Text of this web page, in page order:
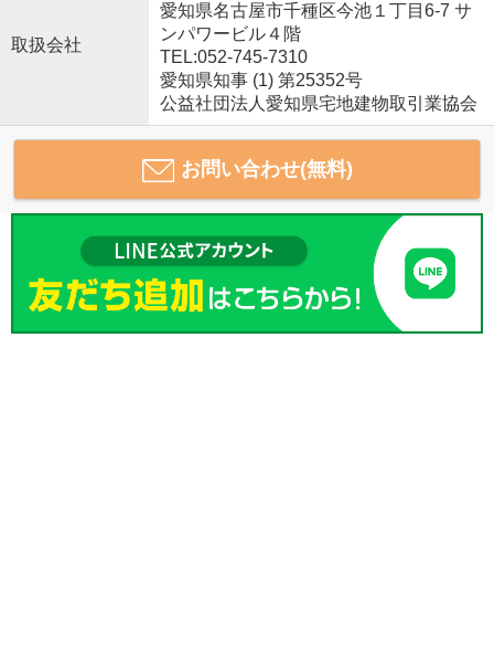
取扱会社
愛知県名古屋市千種区今池１丁目6-7 サ
ンパワービル４階
TEL:052-745-7310
愛知県知事 (1) 第25352号
公益社団法人愛知県宅地建物取引業協会
お問い合わせ(無料)